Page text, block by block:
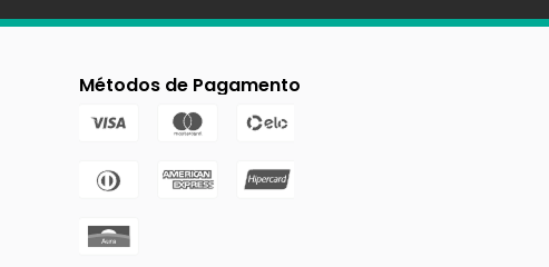
Métodos de Pagamento